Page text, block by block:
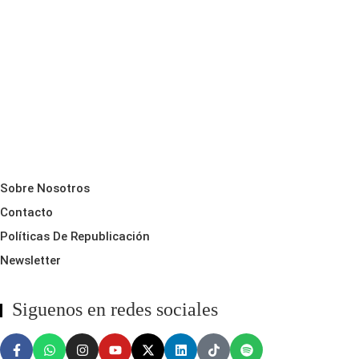
Sobre Nosotros
Contacto
Políticas De Republicación
Newsletter
Siguenos en redes sociales